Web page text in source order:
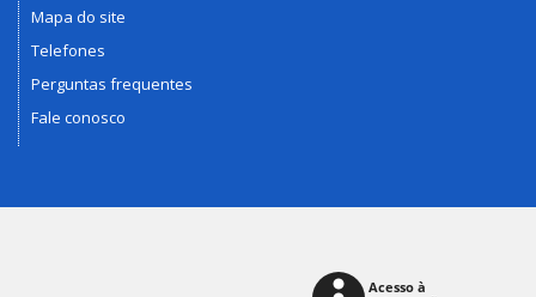
Mapa do site
Telefones
Perguntas frequentes
Fale conosco